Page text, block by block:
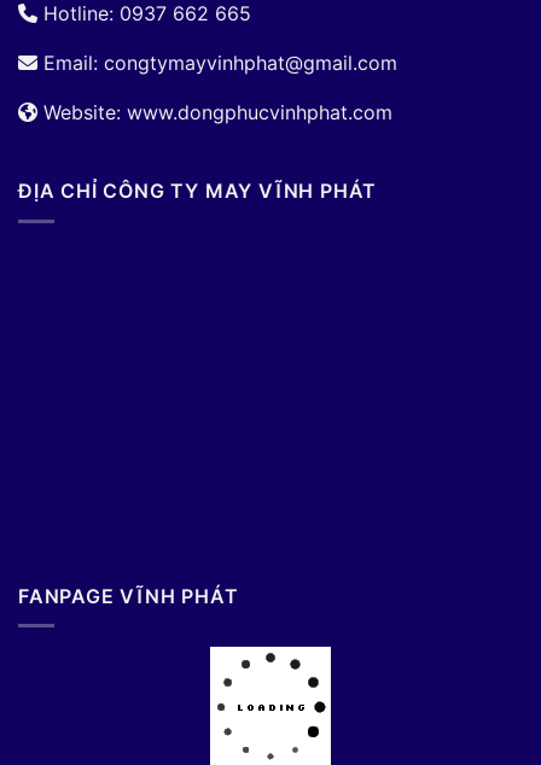
Hotline: 0937 662 665
Email: congtymayvinhphat@gmail.com
Website: www.dongphucvinhphat.com
ĐỊA CHỈ CÔNG TY MAY VĨNH PHÁT
FANPAGE VĨNH PHÁT